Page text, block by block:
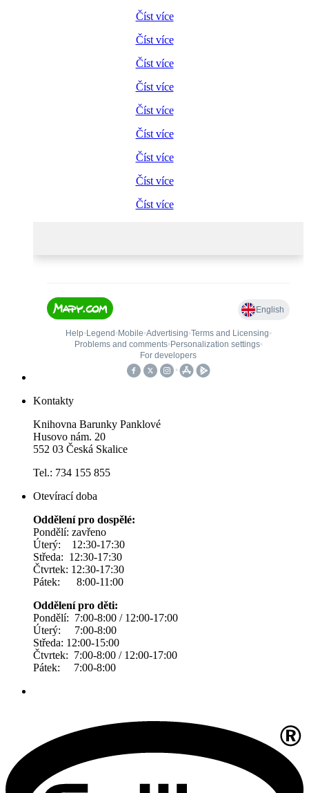
Číst více
Číst více
Číst více
Číst více
Číst více
Číst více
Číst více
Číst více
Číst více
Kontakty
Knihovna Barunky Panklové
Husovo nám. 20
552 03 Česká Skalice
Tel.: 734 155 855
Otevírací doba
Oddělení pro dospělé:
Pondělí: zavřeno
Úterý: 12:30-17:30
Středa: 12:30-17:30
Čtvrtek: 12:30-17:30
Pátek: 8:00-11:00
Oddělení pro děti:
Pondělí: 7:00-8:00 / 12:00-17:00
Úterý: 7:00-8:00
Středa: 12:00-15:00
Čtvrtek: 7:00-8:00 / 12:00-17:00
Pátek: 7:00-8:00